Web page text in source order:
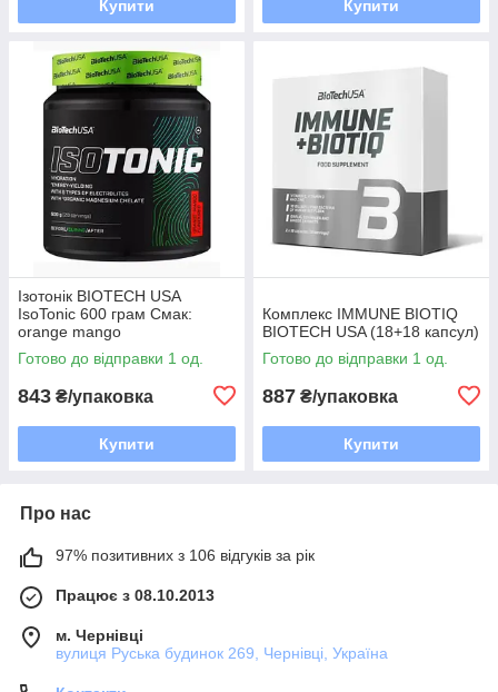
Купити Купити
Ізотонік BIOTECH USA
IsoTonic 600 грам Смак:
orange mango
Готово до відправки 1 од.
843 ₴/упаковка
Купити
Комплекс IMMUNE BIOTIQ
BIOTECH USA (18+18 капсул)
Готово до відправки 1 од.
887 ₴/упаковка
Купити
Про нас
97% позитивних з 106 відгуків за рік
Працює з 08.10.2013
м. Чернівці
вулиця Руська будинок 269, Чернівці, Україна